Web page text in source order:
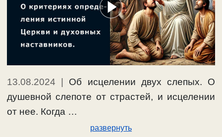
13.08.2024
Об исцелении двух слепых. О
душевной слепоте от страстей, и исцелении
от нее. Когда …
развернуть